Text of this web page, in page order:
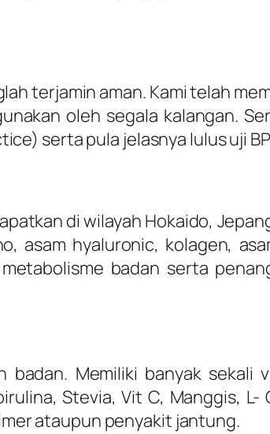
terjamin aman. Kami telah
oleh segala kalangan.
serta pula jelasnya lulus uji
di wilayah Hokaido,
asam hyaluronic, kolagen,
badan serta
badan. Memiliki banyak
Stevia, Vit C, Manggis,
ataupun penyakit jantung.